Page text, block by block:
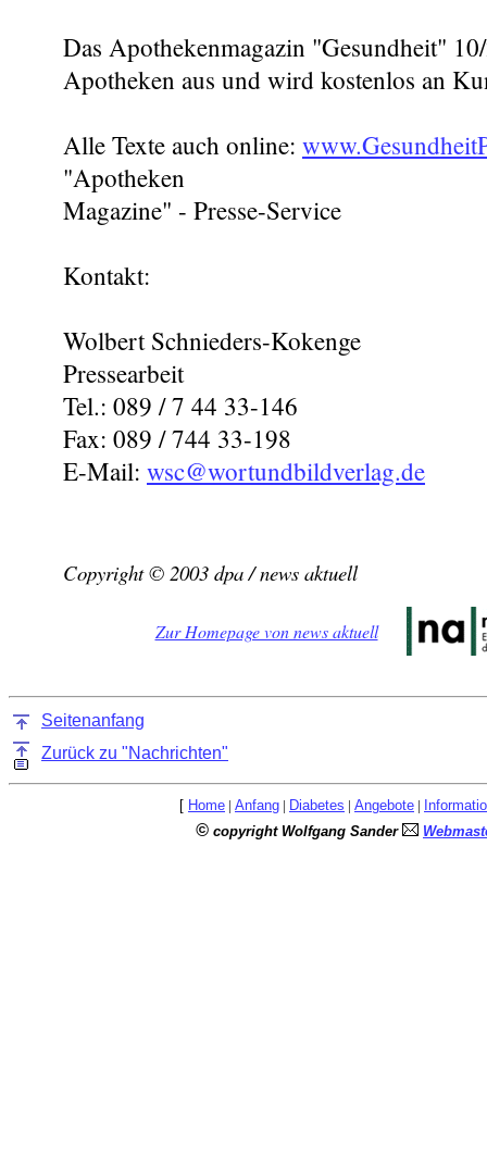
Das Apothekenmagazin "Gesundheit"
Apotheken aus und wird kostenlos an
Alle Texte auch online:
"Apotheken
Magazine" - Presse-Service
Kontakt:
Wolbert Schnieders-Kokenge
Pressearbeit
Tel.: 089 / 7 44 33-146
Fax: 089 / 744 33-198
E-Mail: wsc@wortundbildverlag.de
Copyright © 2003 dpa / news aktuell
Zur Homepage von news aktuell
Seitenanfang
Zurück zu "Nachrichten"
[ Home | Anfang | Diabetes | Angebote |
© copyright Wolfgang Sander